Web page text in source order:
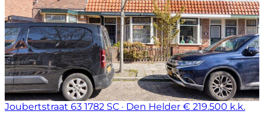
Joubertstraat 63 1782 SC · Den Helder € 219.500 k.k.